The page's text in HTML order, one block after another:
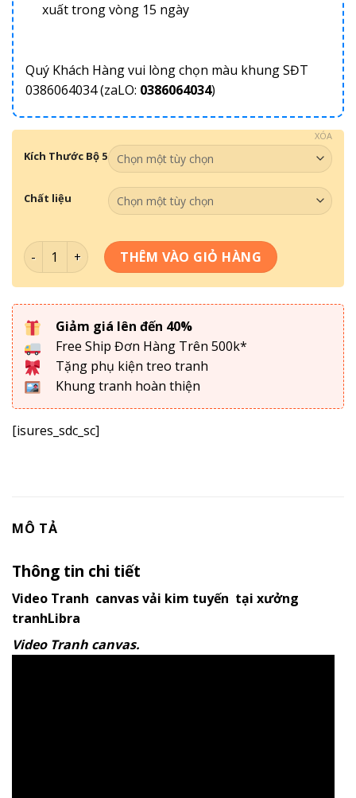
xuất trong vòng 15 ngày
Quý Khách Hàng vui lòng chọn màu khung SĐT
0386064034 (zaLO: 0386064034)
Kích Thước Bộ 5
Chất liệu
XÓA
Tranh Tối Giản - Tranh Decor DC5-128 số lượng
THÊM VÀO GIỎ HÀNG
Giảm giá lên đến 40%
Free Ship Đơn Hàng Trên 500k*
Tặng phụ kiện treo tranh
Khung tranh hoàn thiện
[isures_sdc_sc]
MÔ TẢ
Thông tin chi tiết
Video Tranh canvas vải kim tuyến tại xưởng
tranhLibra
Video Tranh canvas.